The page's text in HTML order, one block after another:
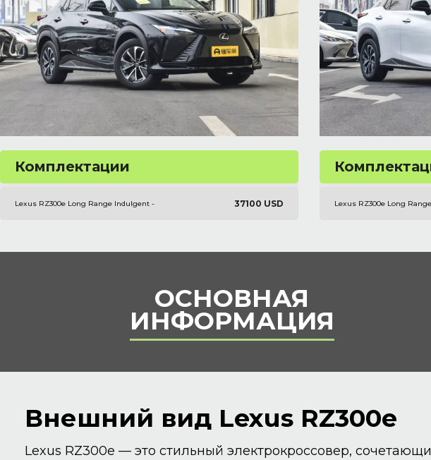
Комплектации
Lexus RZ300e Long Range Indulgent - 37100 USD Lexus RZ300e Long
ОСНОВНАЯ
ИНФОРМАЦИЯ
Внешний вид Lexus RZ300e
Lexus RZ300e — это стильный электрокроссовер,